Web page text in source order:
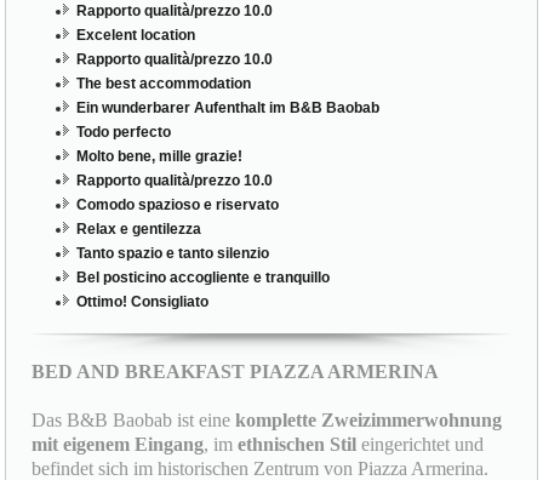
Rapporto qualità/prezzo 10.0
Excelent location
Rapporto qualità/prezzo 10.0
The best accommodation
Ein wunderbarer Aufenthalt im B&B Baobab
Todo perfecto
Molto bene, mille grazie!
Rapporto qualità/prezzo 10.0
Comodo spazioso e riservato
Relax e gentilezza
Tanto spazio e tanto silenzio
Bel posticino accogliente e tranquillo
Ottimo! Consigliato
BED AND BREAKFAST PIAZZA ARMERINA
Das B&B Baobab ist einekomplette Zweizimmerwohnung
mit eigenem Eingang, imethnischen Stil eingerichtet und
befindet sich im historischen Zentrum von Piazza Armerina.